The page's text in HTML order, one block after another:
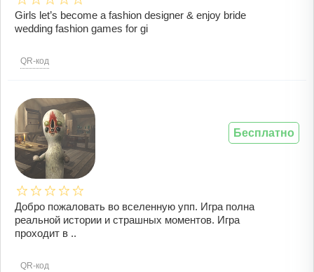
Girls let’s become a fashion designer & enjoy bride
wedding fashion games for gi
QR-код
Добро пожаловать во вселенную упп. Игра полна
реальной истории и страшных моментов. Игра
проходит в ..
QR-код
Бесплатно